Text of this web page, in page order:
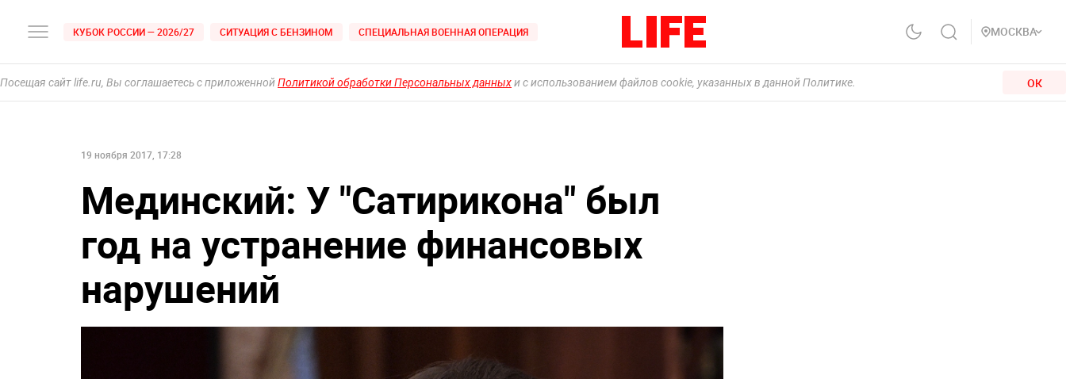
КУБОК РОССИИ — 2026/27 СИТУАЦИЯ С БЕНЗИНОМ СПЕЦИАЛЬНАЯ ВОЕННАЯ ОПЕРАЦИЯ МОСКВА
Посещая сайт life.ru, Вы соглашаетесь с приложеннойПолитикой обработки Персональных данныхи с использованием файлов cookie, указанных в данной Политике. ОК
19 ноября 2017, 17:28
Мединский: У "Сатирикона" был
год на устранение финансовых
нарушений